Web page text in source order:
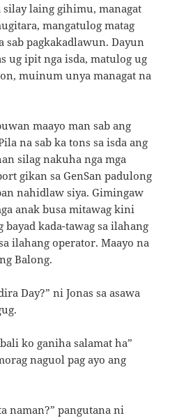
laing gihimu, managat
mangatulog matag
sab pagkakadlawun. Dayun
ug ipit nga isda, matulog ug
muinum unya managat na
maayo man sab ang
na sab ka tons sa isda ang
silag nakuha nga mga
gikan sa GenSan padulong
nahidlaw siya. Gimingaw
anak busa mitawag kini
bayad kada-tawag sa ilahang
ilahang operator. Maayo na
Balong.
Day?” ni Jonas sa asawa
ko ganiha salamat ha”
naguol pag ayo ang
naman?” pangutana ni